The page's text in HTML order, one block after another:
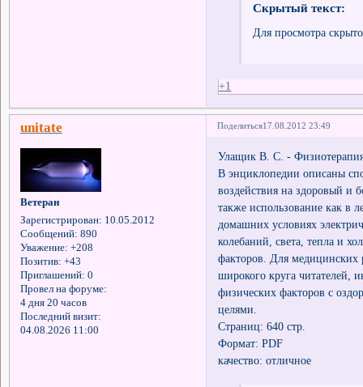
Скрытый текст:
Для просмотра
+1
Поделиться17.08.2012 23:49
unitate
Ветеран
Зарегистрирован: 10.05.2012
Сообщений: 890
Уважение: +208
Позитив: +43
Приглашений: 0
Провел на форуме:
4 дня 20 часов
Последний визит:
04.08.2026 11:00
Улащик В. С. -
В энциклопедии описаны
воздействия на здоровый и
также использование как в
домашних условиях
колебаний, света, тепла и
факторов. Для медицинских
широкого круга читателей,
физических факторов с
целями.
Страниц: 640 стр.
Формат: PDF
качество: отличное